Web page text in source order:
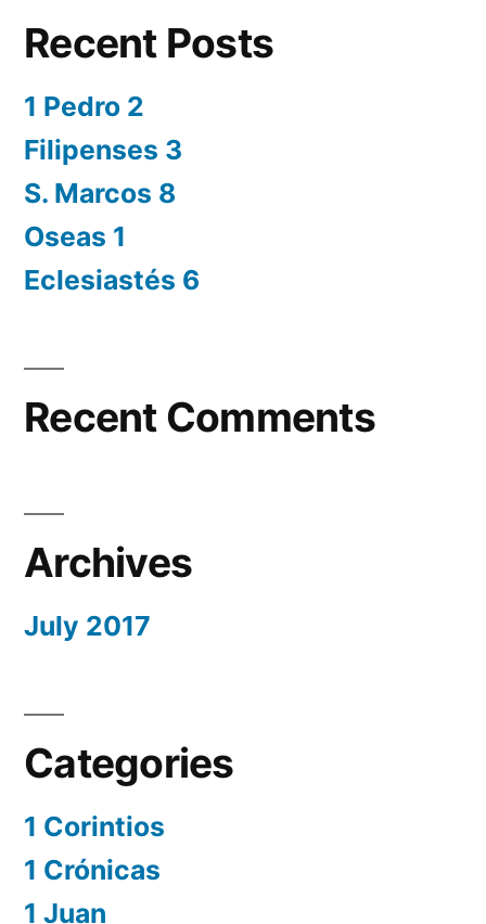
Recent Posts
1 Pedro 2
Filipenses 3
S. Marcos 8
Oseas 1
Eclesiastés 6
Recent Comments
Archives
July 2017
Categories
1 Corintios
1 Crónicas
1 Juan